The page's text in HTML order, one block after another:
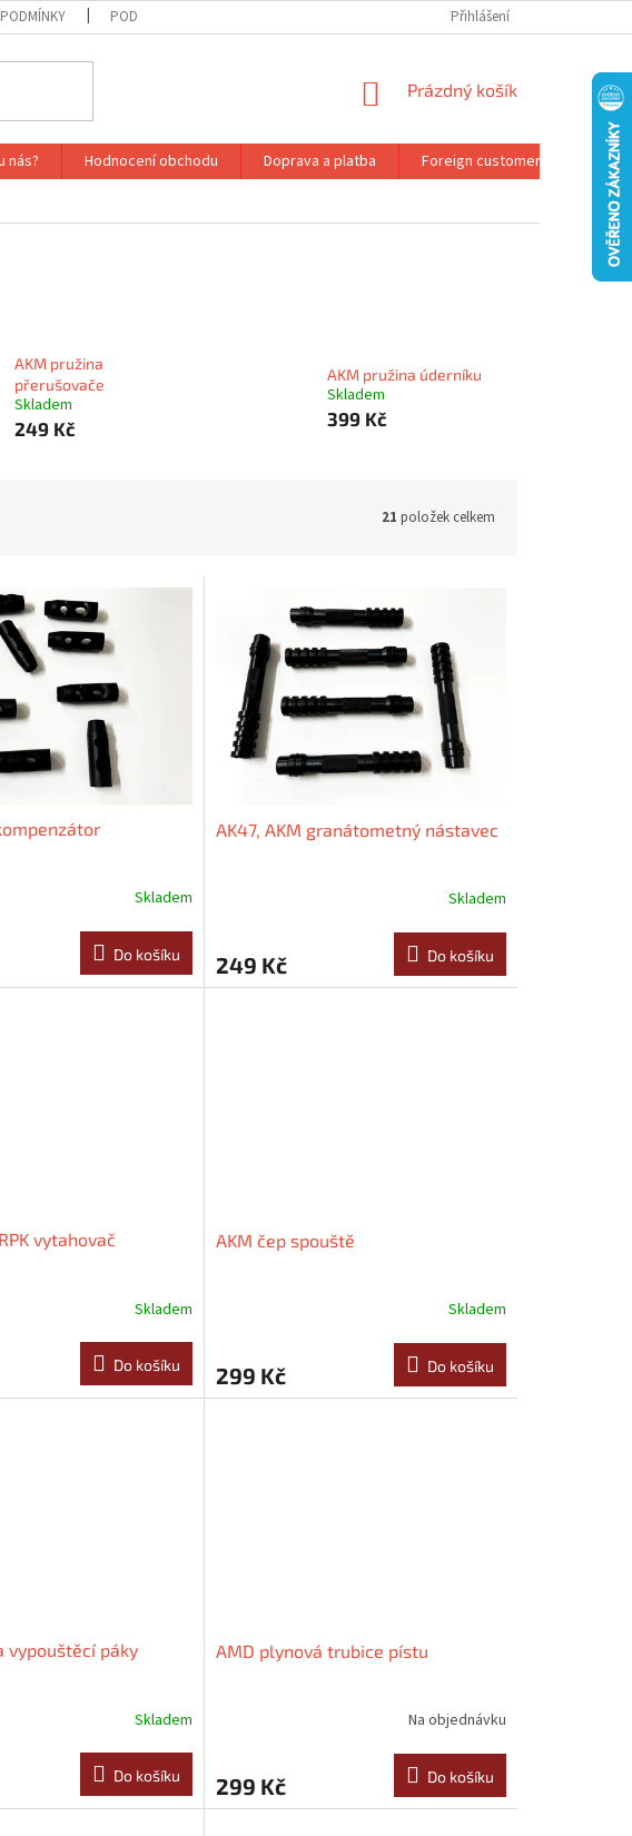
PODMÍNKY OCHRANY OSOBNÍCH ÚDAJŮ REKLAMAČNÍ ŘÁD
Přihlášení
NÁKUPNÍ
Prázdný košík
nás? Hodnocení obchodu Doprava a platba Foreign customers
AKM pružina
přerušovače
Skladem
249 Kč
AKM pružina úderníku
Skladem
399 Kč
21 položek celkem
Skladem
Do košíku
AK47, AKM granátometný nástavec
Skladem
249 Kč Do košíku
vytahovač
Skladem
Do košíku
AKM čep spouště
Skladem
299 Kč Do košíku
vypouštěcí páky
Skladem
Do košíku
AMD plynová trubice pístu
Na objednávku
299 Kč Do košíku